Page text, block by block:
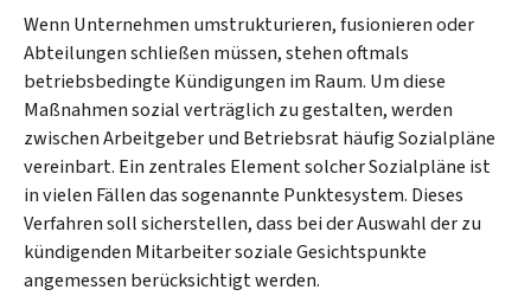
Wenn Unternehmen umstrukturieren, fusionieren oder
Abteilungen schließen müssen, stehen oftmals
betriebsbedingte Kündigungen im Raum. Um diese
Maßnahmen sozial verträglich zu gestalten, werden
zwischen Arbeitgeber und Betriebsrat häufig Sozialpläne
vereinbart. Ein zentrales Element solcher Sozialpläne ist
in vielen Fällen das sogenannte Punktesystem. Dieses
Verfahren soll sicherstellen, dass bei der Auswahl der zu
kündigenden Mitarbeiter soziale Gesichtspunkte
angemessen berücksichtigt werden.